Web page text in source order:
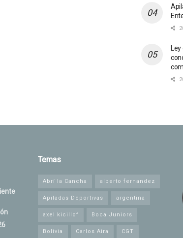
Temas
Abrí la Cancha alberto fernandez
Apiladas Deportivas argentina
axel kicillof Boca Juniors
Bolivia Carlos Aira CGT